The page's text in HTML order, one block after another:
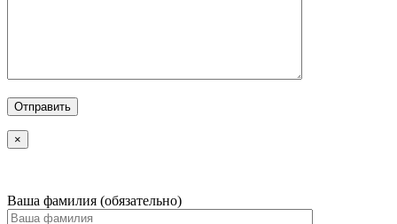
×
Ваша фамилия (обязательно)